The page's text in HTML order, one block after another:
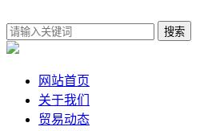
搜索
网站首页
关于我们
贸易动态